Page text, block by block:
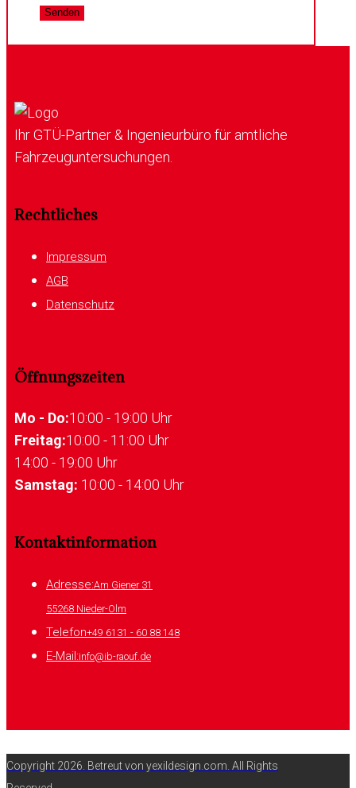
Ihr GTÜ-Partner & Ingenieurbüro für amtliche
Fahrzeuguntersuchungen.
Rechtliches
Impressum
AGB
Datenschutz
Öffnungszeiten
Mo - Do:10:00 - 19:00 Uhr
Freitag:10:00 - 11:00 Uhr
14:00 - 19:00 Uhr
Samstag: 10:00 - 14:00 Uhr
Kontaktinformation
Adresse:Am Giener 31
55268 Nieder-Olm
Telefon+49 6131 - 60 88 148
E-Mail:info@ib-raouf.de
Copyright 2026. Betreut von yexildesign.com. All Rights